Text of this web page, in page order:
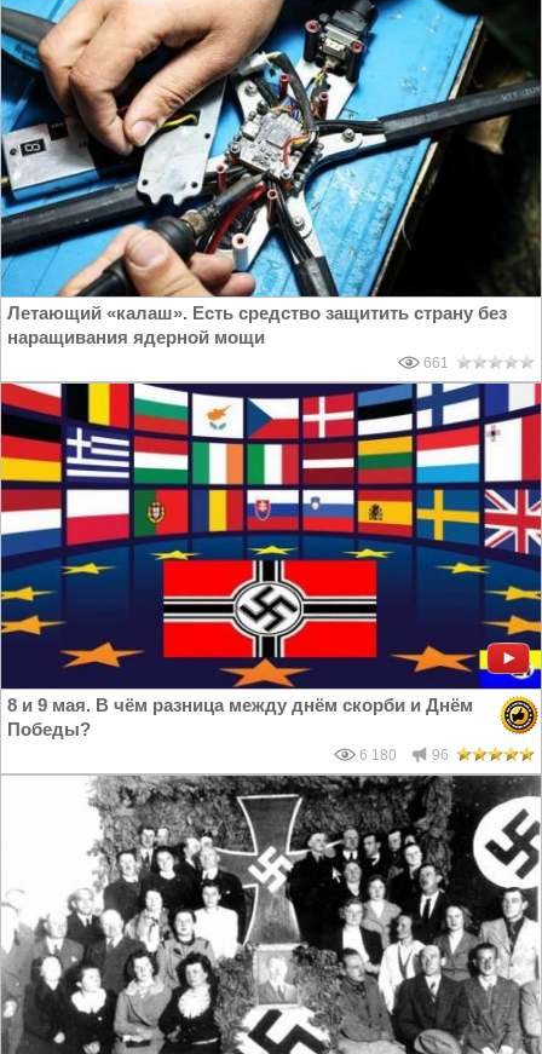
Летающий «калаш». Есть средство защитить страну без
наращивания ядерной мощи
661
8 и 9 мая. В чём разница между днём скорби и Днём
Победы?
6 180 96